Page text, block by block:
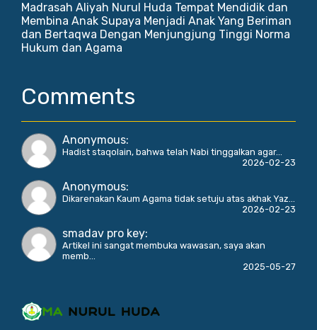
Madrasah Aliyah Nurul Huda Tempat Mendidik dan
Membina Anak Supaya Menjadi Anak Yang Beriman
dan Bertaqwa Dengan Menjungjung Tinggi Norma
Hukum dan Agama
Comments
Anonymous:
Hadist staqolain, bahwa telah Nabi tinggalkan agar...
2026-02-23
Anonymous:
Dikarenakan Kaum Agama tidak setuju atas akhak Yaz...
2026-02-23
smadav pro key:
Artikel ini sangat membuka wawasan, saya akan
memb...
2025-05-27